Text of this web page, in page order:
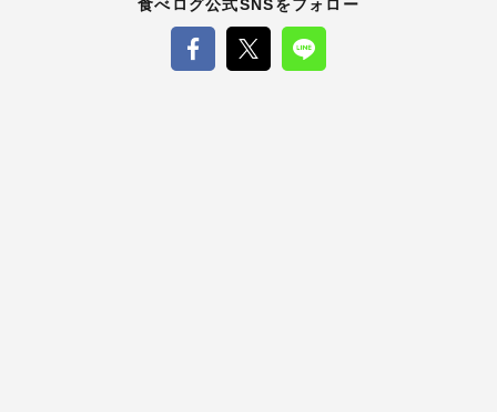
食べログ公式SNSをフォロー